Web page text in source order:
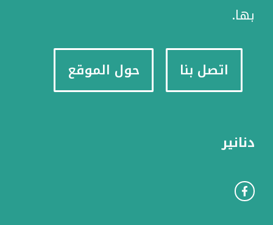
بها.
اتصل بنا حول الموقع
دنانير